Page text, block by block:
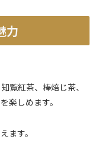
力
覧紅茶、棒焙じ茶、
楽しめます。
ます。